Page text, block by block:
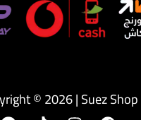
© 2026 | Suez Shop